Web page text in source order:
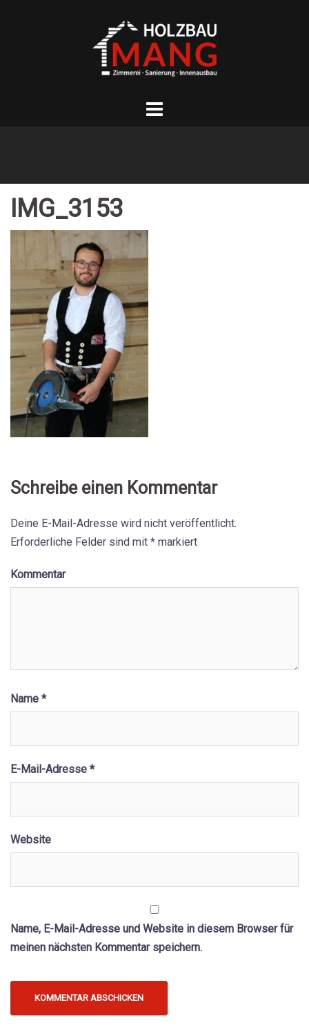
IMG_3153
Schreibe einen Kommentar
Deine E-Mail-Adresse wird nicht veröffentlicht.
Erforderliche Felder sind mit * markiert
Kommentar
Name *
E-Mail-Adresse *
Website
Name, E-Mail-Adresse und Website in diesem Browser für
meinen nächsten Kommentar speichern.